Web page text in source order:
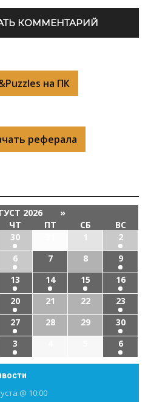
на ПК
реферала
2026
»
ЧТ ПТ СБ
ВС
30 1
2
6 7 8
9
13 14 15
16
20 21 22
23
27 28 29
30
3 6
@ 10:00